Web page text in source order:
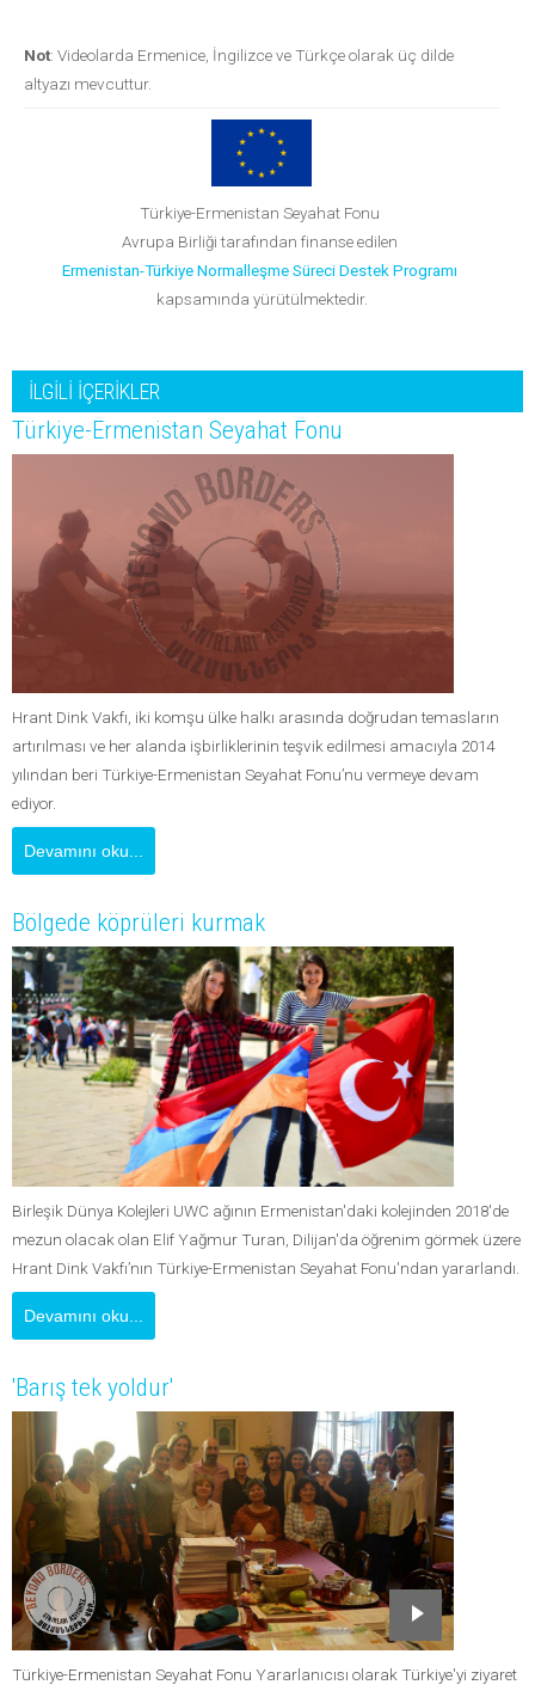
Not: Videolarda Ermenice, İngilizce ve Türkçe olarak üç dilde
altyazı mevcuttur.
Türkiye-Ermenistan Seyahat Fonu
Avrupa Birliği tarafından finanse edilen
Ermenistan-Türkiye Normalleşme Süreci Destek Programı
kapsamında yürütülmektedir.
İLGİLİ İÇERİKLER
Türkiye-Ermenistan Seyahat Fonu
Hrant Dink Vakfı, iki komşu ülke halkı arasında doğrudan temasların
artırılması ve her alanda işbirliklerinin teşvik edilmesi amacıyla 2014
yılından beri Türkiye-Ermenistan Seyahat Fonu’nu vermeye devam
ediyor.
Devamını oku...
Bölgede köprüleri kurmak
Birleşik Dünya Kolejleri UWC ağının Ermenistan'daki kolejinden 2018'de
mezun olacak olan Elif Yağmur Turan, Dilijan'da öğrenim görmek üzere
Hrant Dink Vakfı’nın Türkiye-Ermenistan Seyahat Fonu'ndan yararlandı.
Devamını oku...
'Barış tek yoldur'
Türkiye-Ermenistan Seyahat Fonu Yararlanıcısı olarak Türkiye'yi ziyaret